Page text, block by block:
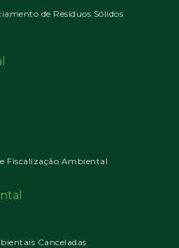
de Resíduos Sólidos
Fiscalização Ambiental
Canceladas